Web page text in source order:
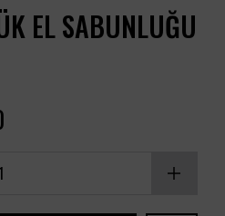
EL SABUNLUĞU